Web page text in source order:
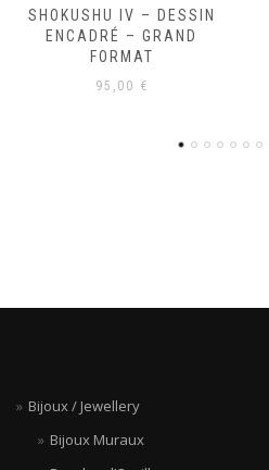
SHOKUSHU I – DESSIN
ENCADRÉ
59,00 €
Bijoux / Jewellery
Bijoux Muraux